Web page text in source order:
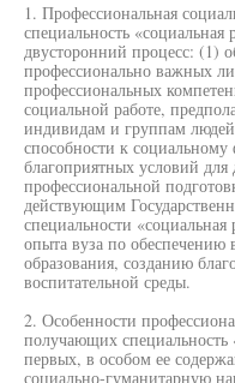
1. Профессиональная
специальность «социальная
двусторонний процесс: (1)
профессионально важных
профессиональных
социальной работе,
индивидам и группам
способности к
благоприятных условий
профессиональной
действующим
специальности
опыта вуза по обеспечению
образования, созданию
воспитательной среды.
2. Особенности
получающих специальность
первых, в особом ее
социально-гуманитарную